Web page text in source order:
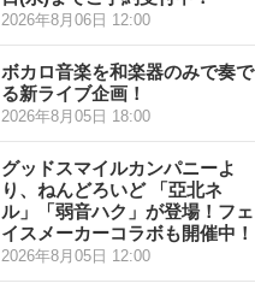
2026年8月06日 12:00
ボカロ音楽を和楽器のみで奏で
る新ライブ企画！
2026年8月05日 18:00
グッドスマイルカンパニーよ
り、ねんどろいど 「亞北ネ
ル」「弱音ハク」が登場！フェ
イスメーカーコラボも開催中！
2026年8月05日 12:00